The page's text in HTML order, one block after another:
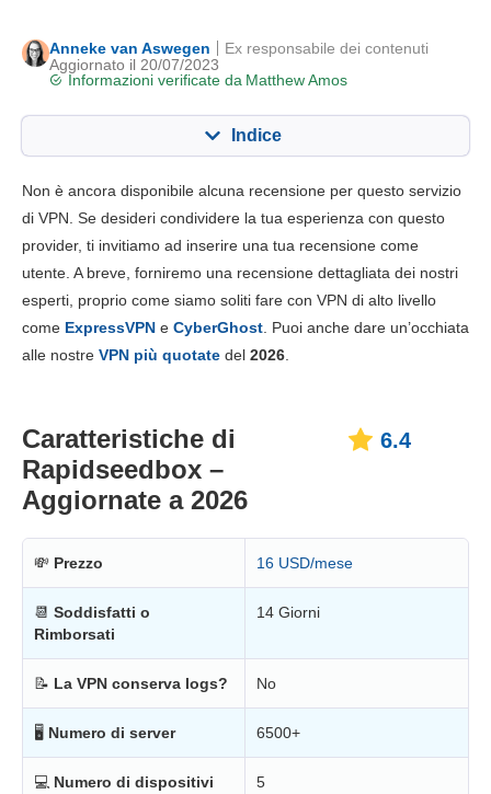
Anneke van Aswegen
Aggiornato il 20/07/2023
Informazioni verificate da Matthew Amos
Ex responsabile dei contenuti
Indice
Funzionalità chiave 6.4
Installazione e app 9.0
Affidabilità e supporto 7.4
Non è ancora disponibile alcuna recensione per questo servizio
di VPN. Se desideri condividere la tua esperienza con questo
provider, ti invitiamo ad inserire una tua recensione come
utente. A breve, forniremo una recensione dettagliata dei nostri
esperti, proprio come siamo soliti fare con VPN di alto livello
come ExpressVPN e CyberGhost. Puoi anche dare un’occhiata
alle nostre VPN più quotate del 2026.
Caratteristiche di
Rapidseedbox –
Aggiornate a 2026
6.4
💸 Prezzo 16 USD/mese
📆 Soddisfatti o
Rimborsati
14 Giorni
📝 La VPN conserva logs? No
🖥 Numero di server 6500+
💻 Numero di dispositivi
5